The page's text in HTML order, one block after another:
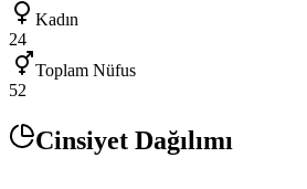
Kadın
24
Toplam Nüfus
52
Cinsiyet Dağılımı